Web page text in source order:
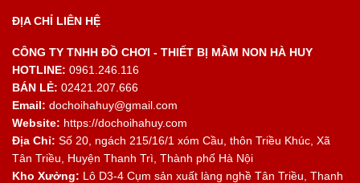
ĐỊA CHỈ LIÊN HỆ
CÔNG TY TNHH ĐỒ CHƠI - THIẾT BỊ MẦM NON HÀ HUY
HOTLINE: 0961.246.116
BÁN LẺ: 02421.207.666
Email: dochoihahuy@gmail.com
Website: https://dochoihahuy.com
Địa Chỉ: Số 20, ngách 215/16/1 xóm Cầu, thôn Triều Khúc, Xã
Tân Triều, Huyện Thanh Trì, Thành phố Hà Nội
Kho Xưởng: Lô D3-4 Cụm sản xuất làng nghề Tân Triều, Thanh